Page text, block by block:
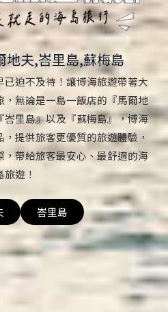
地夫,峇里島,蘇梅島
迫不及待！讓博海旅遊帶著大
無論是一島一飯店的『馬爾地
里島』以及『蘇梅島』，博海
提供旅客更優質的旅遊體驗，
帶給旅客最安心、最舒適的海
旅遊！
峇里島